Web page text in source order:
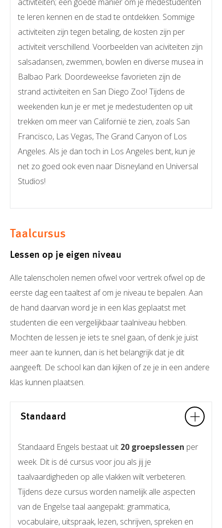
activiteiten; een goede manier om je medestudenten
te leren kennen en de stad te ontdekken. Sommige
activiteiten zijn tegen betaling, de kosten zijn per
activiteit verschillend. Voorbeelden van aciviteiten zijn
salsadansen, zwemmen, bowlen en diverse musea in
Balbao Park. Doordeweekse favorieten zijn de
strand activiteiten en San Diego Zoo! Tijdens de
weekenden kun je er met je medestudenten op uit
trekken om meer van Californië te zien, zoals San
Francisco, Las Vegas, The Grand Canyon of Los
Angeles. Als je dan toch in Los Angeles bent, kun je
net zo goed ook even naar Disneyland en Universal
Studios!
Taalcursus
Lessen op je eigen niveau
Alle talenscholen nemen ofwel voor vertrek ofwel op de
eerste dag een taaltest af om je niveau te bepalen. Aan
de hand daarvan word je in een klas geplaatst met
studenten die een vergelijkbaar taalniveau hebben.
Mochten de lessen je iets te snel gaan, of denk je juist
meer aan te kunnen, dan is het belangrijk dat je dit
aangeeft. De school kan dan kijken of ze je in een andere
klas kunnen plaatsen.
Standaard
Standaard Engels bestaat uit 20 groepslessen per
week. Dit is dé cursus voor jou als jij je
taalvaardigheden op alle vlakken wilt verbeteren.
Tijdens deze cursus worden namelijk alle aspecten
van de Engelse taal aangepakt: grammatica,
vocabulaire, uitspraak, lezen, schrijven, spreken en